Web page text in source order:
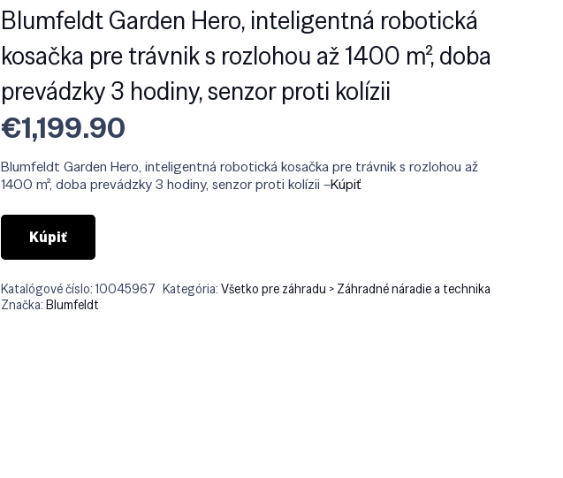
Blumfeldt Garden Hero, inteligentná robotická
kosačka pre trávnik s rozlohou až 1400 m², doba
prevádzky 3 hodiny, senzor proti kolízii
€1,199.90
Blumfeldt Garden Hero, inteligentná robotická kosačka pre trávnik s rozlohou až
1400 m², doba prevádzky 3 hodiny, senzor proti kolízii –Kúpiť
Kúpiť
Katalógové číslo:10045967 Kategória:Všetko pre záhradu > Záhradné náradie a technika
Značka:Blumfeldt